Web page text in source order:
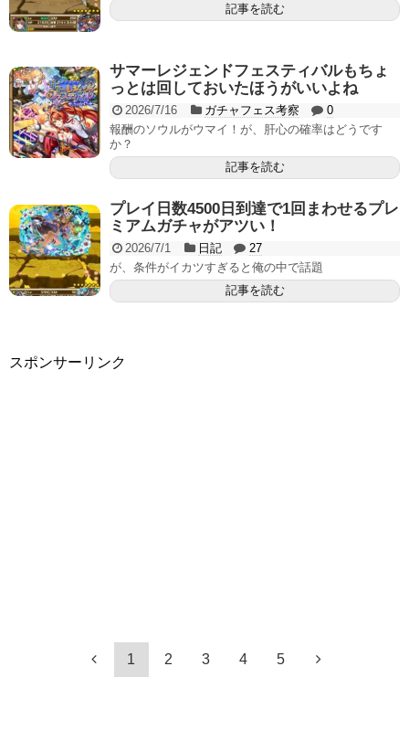
記事を読む
サマーレジェンドフェスティバルもちょ
っとは回しておいたほうがいいよね
2026/7/16 ガチャフェス考察
0
報酬のソウルがウマイ！が、肝心の確率はどうです
か？
記事を読む
プレイ日数4500日到達で1回まわせるプレ
ミアムガチャがアツい！
2026/7/1 日記
27
が、条件がイカツすぎると俺の中で話題
記事を読む
スポンサーリンク
1 2 3 4 5